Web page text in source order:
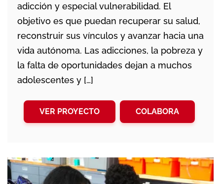
adicción y especial vulnerabilidad. El
objetivo es que puedan recuperar su salud,
reconstruir sus vínculos y avanzar hacia una
vida autónoma. Las adicciones, la pobreza y
la falta de oportunidades dejan a muchos
adolescentes y […]
VER PROYECTO COLABORA